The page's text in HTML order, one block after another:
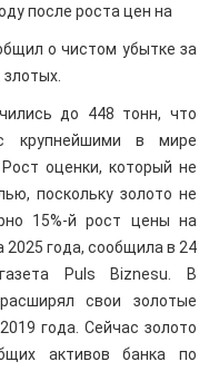
после роста цен на
о чистом убытке за
до 448 тонн, что
крупнейшими в мире
оценки, который не
поскольку золото не
15%-й рост цены на
2025 года, сообщила в 24
Puls Biznesu. В
свои золотые
года. Сейчас золото
активов банка по